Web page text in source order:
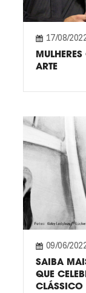
17/08/
ARTE
09/06/
SAIBA
QUE
CLÁSSICO